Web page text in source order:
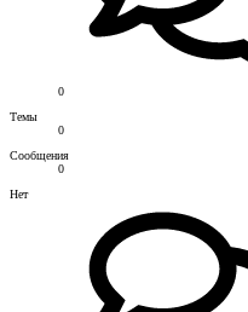
0
Темы
0
Сообщения
0
Нет